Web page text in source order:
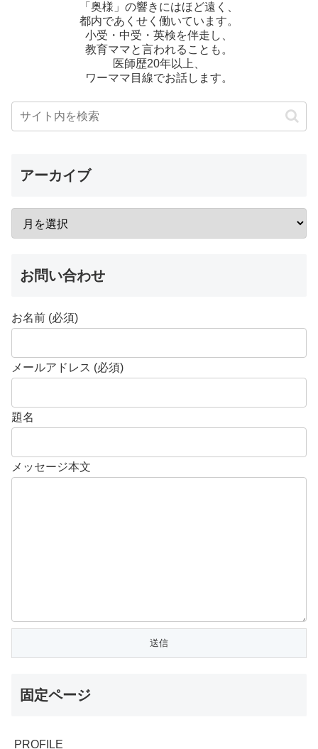
「奥様」の響きにはほど遠く、
都内であくせく働いています。
小受・中受・英検を伴走し、
教育ママと言われることも。
医師歴20年以上、
ワーママ目線でお話します。
アーカイブ
お問い合わせ
お名前 (必須)
メールアドレス (必須)
題名
メッセージ本文
固定ページ
PROFILE